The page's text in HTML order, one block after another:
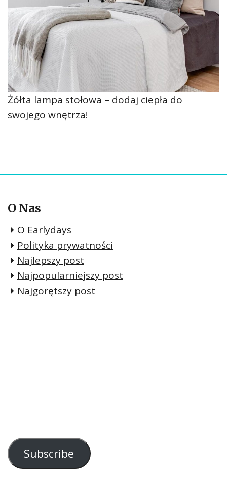
Żółta lampa stołowa – dodaj ciepła do
swojego wnętrza!
O Nas
O Earlydays
Polityka prywatności
Najlepszy post
Najpopularniejszy post
Najgorętszy post
Subscribe